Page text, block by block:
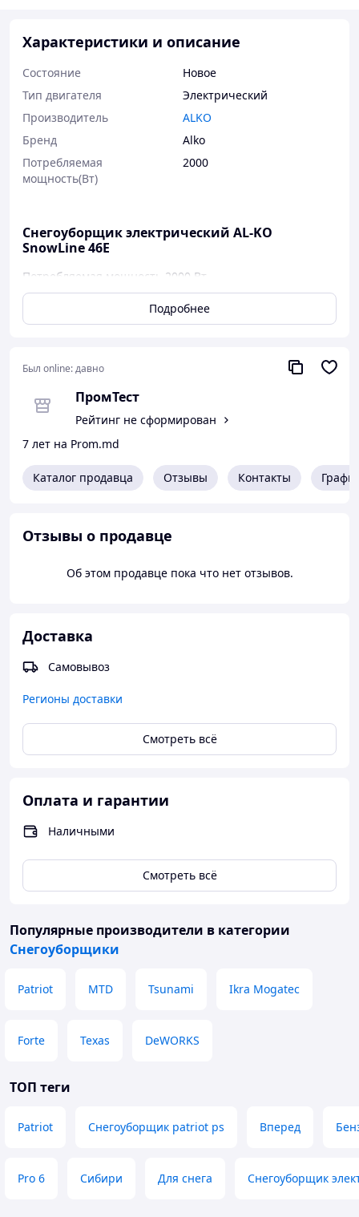
Характеристики и описание
Состояние
Новое
Тип двигателя
Электрический
Производитель
ALKO
Бренд
Alko
Потребляемая
мощность(Вт)
2000
Снегоуборщик электрический AL-KO
SnowLine 46E
Потребляемая мощность 2000 Вт
Ширина ковша 46 см
Высота снежного покрова 30 см
Дальность выброса до 10 метров
Комплектность :
Снегоуборщик электрический SnowLine 46E 1шт.
Паспорт 1шт.
Упаковка картонная 1шт.
Вес 15 кг
Подробнее
Был online:давно
ПромТест
Рейтинг не сформирован
7 лет на Prom.md
Каталог продавца Отзывы Контакты
Отзывы о продавце
Об этом продавце пока что нет отзывов.
Доставка
Самовывоз
Регионы доставки
Смотреть всё
Оплата и гарантии
Наличными
Смотреть всё
Популярные производители в категории
Снегоуборщики
Patriot MTD Tsunami Ikra Mogatec
Forte Texas DeWORKS
ТОП теги
Patriot Снегоуборщик patriot ps Вперед
Pro 6 Сибири Для снега Снегоуборщик